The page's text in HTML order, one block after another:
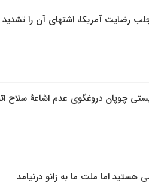
رضایت آمریکا، اشتهای آن را
چوپان دروغگوی عدم اشاعۀ سلاح
اما ملت ما به زانو درنیامد